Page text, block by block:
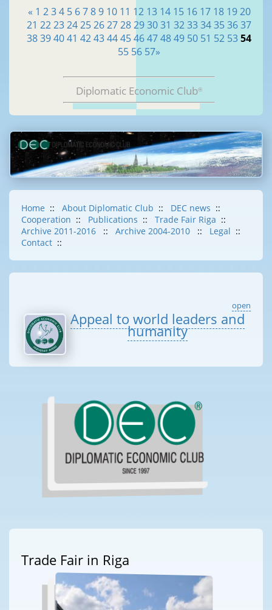
« 1 2 3 4 5 6 7 8 9 10 11 12 13 14 15 16 17 18 19 20
21 22232425262728293031 323334353637
38394041 4243444546474849 50 51 52 5354
55 56 57»
Diplomatic Economic Club®
Home :: About Diplomatic Club :: DEC news ::
Cooperation :: Publications :: Trade Fair Riga ::
Archive 2011-2016
:: Archive 2004-2010 :: Legal ::
Contact ::
open
Appeal to world leaders and
humanity
Trade Fair in Riga